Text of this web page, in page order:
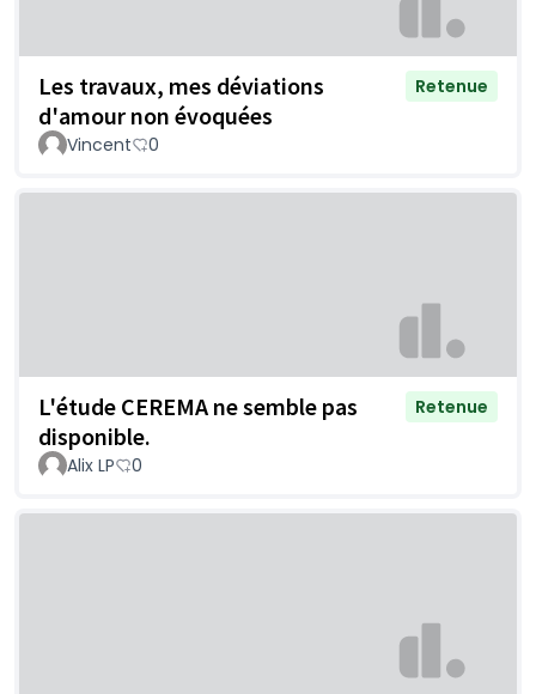
Les travaux, mes déviations
d'amour non évoquées
Retenue
Vincent 0
L'étude CEREMA ne semble pas
disponible.
Retenue
Alix LP 0